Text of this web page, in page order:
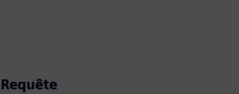
Requête